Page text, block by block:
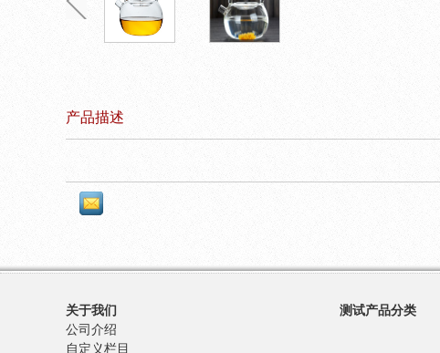
产品描述
关于我们
公司介绍
自定义栏目
测试产品分类